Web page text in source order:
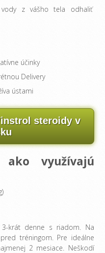
vody z vášho tela odhaliť
účinky
Delivery
ústami
steroidy v
ako využívajú
krát denne s riadom. Na
tréningom. Pre ideálne
2 mesiace. Neškodí